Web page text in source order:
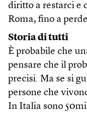
diritto a restarci e
Roma, fino a
Storia di tutti
È probabile che
pensare che il
precisi. Ma se si
persone che
In Italia sono